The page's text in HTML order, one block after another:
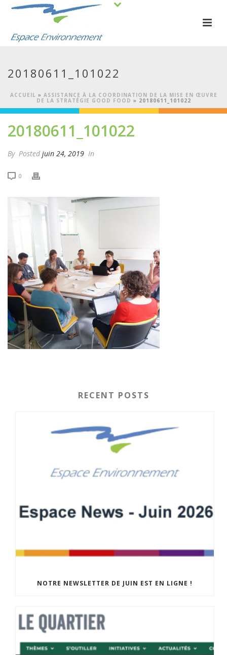
20180611_101022
ACCUEIL » ASSISTANCE À LA COORDINATION DE LA MISE EN ŒUVRE
DE LA STRATÉGIE GOOD FOOD » 20180611_101022
20180611_101022
By Posted juin 24, 2019 In
0
RECENT POSTS
NOTRE NEWSLETTER DE JUIN EST EN LIGNE !